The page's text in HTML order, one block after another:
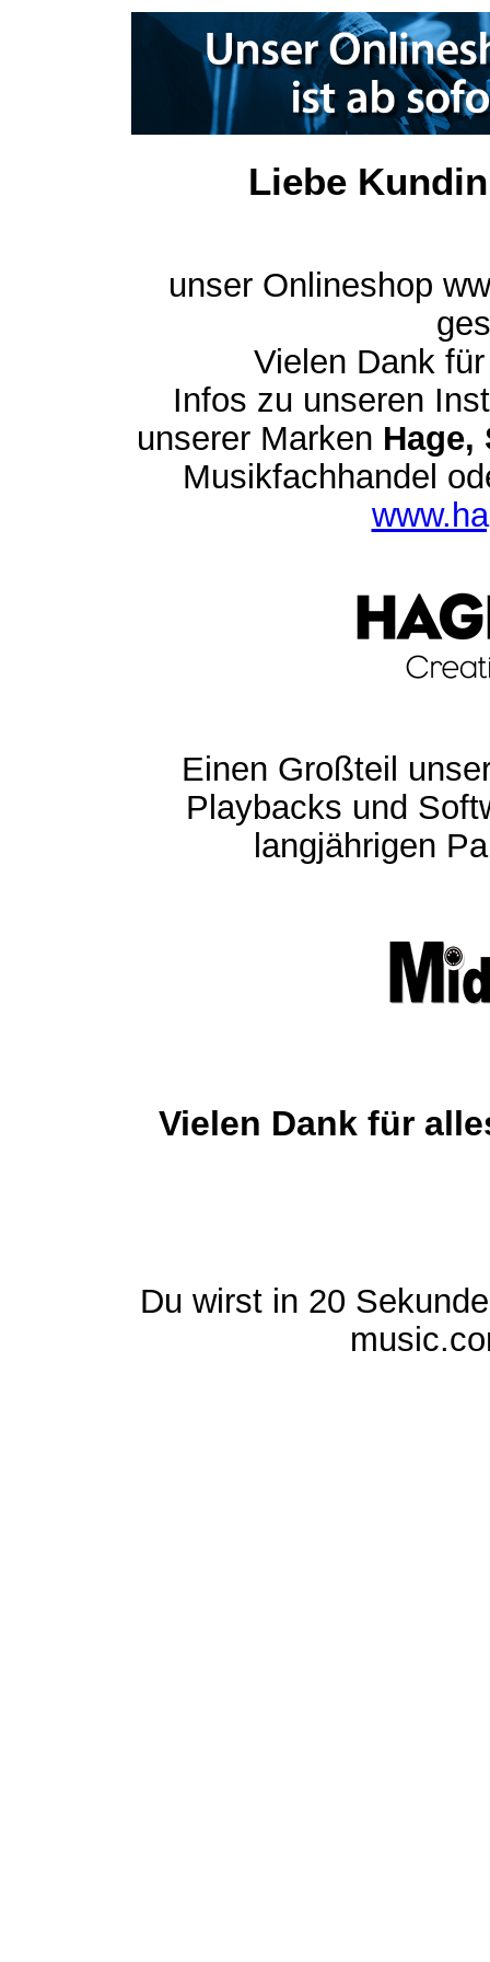
Liebe
unser Onlineshop
Vielen Dank
Infos zu unseren
unserer Marken Hage,
Musikfachhandel
Einen Großteil
Playbacks und
langjährigen
Vielen Dank für
Du wirst in 20